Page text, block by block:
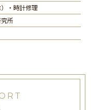
・時計修理
所